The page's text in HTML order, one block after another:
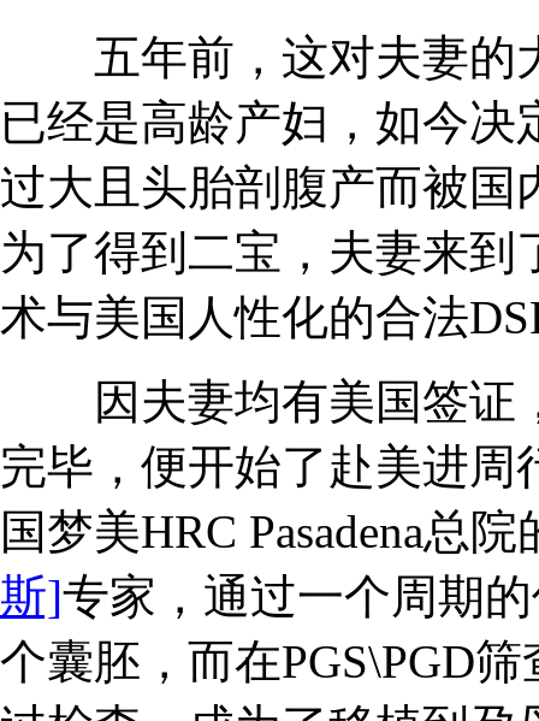
五年前，这对夫妻的
已经是高龄产妇，如今
过大且头胎剖腹产而被国
为了得到二宝，夫妻来到
术与美国人性化的合法
因夫妻均有美国签证
完毕，便开始了赴美进
国梦美HRC Pasadena总院
斯]专家，通过一个周期
个囊胚，而在PGS\PGD